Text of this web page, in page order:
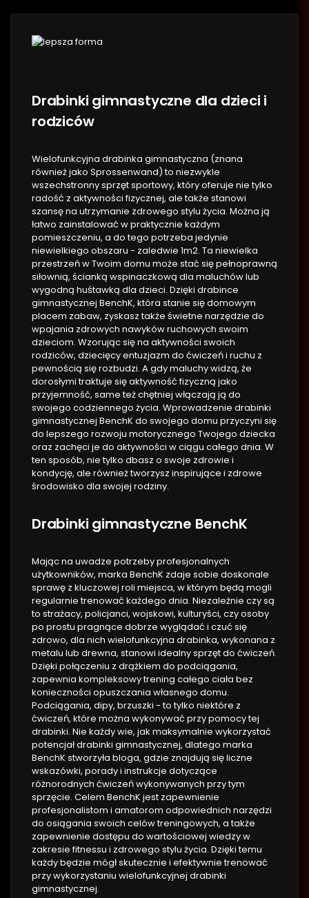
Drabinki gimnastyczne dla dzieci i
rodziców
Wielofunkcyjna drabinka gimnastyczna (znana
również jako Sprossenwand) to niezwykle
wszechstronny sprzęt sportowy, który oferuje nie tylko
radość z aktywności fizycznej, ale także stanowi
szansę na utrzymanie zdrowego stylu życia. Można ją
łatwo zainstalować w praktycznie każdym
pomieszczeniu, a do tego potrzeba jedynie
niewielkiego obszaru - zaledwie 1m2. Ta niewielka
przestrzeń w Twoim domu może stać się pełnoprawną
siłownią, ścianką wspinaczkową dla maluchów lub
wygodną huśtawką dla dzieci. Dzięki drabince
gimnastycznej BenchK, która stanie się domowym
placem zabaw, zyskasz także świetne narzędzie do
wpajania zdrowych nawyków ruchowych swoim
dzieciom. Wzorując się na aktywności swoich
rodziców, dziecięcy entuzjazm do ćwiczeń i ruchu z
pewnością się rozbudzi. A gdy maluchy widzą, że
dorosłymi traktuje się aktywność fizyczną jako
przyjemność, same też chętniej włączają ją do
swojego codziennego życia. Wprowadzenie drabinki
gimnastycznej BenchK do swojego domu przyczyni się
do lepszego rozwoju motorycznego Twojego dziecka
oraz zachęci je do aktywności w ciągu całego dnia. W
ten sposób, nie tylko dbasz o swoje zdrowie i
kondycję, ale również tworzysz inspirujące i zdrowe
środowisko dla swojej rodziny.
Drabinki gimnastyczne BenchK
Mając na uwadze potrzeby profesjonalnych
użytkowników, marka BenchK zdaje sobie doskonale
sprawę z kluczowej roli miejsca, w którym będą mogli
regularnie trenować każdego dnia. Niezależnie czy są
to strażacy, policjanci, wojskowi, kulturyści, czy osoby
po prostu pragnące dobrze wyglądać i czuć się
zdrowo, dla nich wielofunkcyjna drabinka, wykonana z
metalu lub drewna, stanowi idealny sprzęt do ćwiczeń.
Dzięki połączeniu z drążkiem do podciągania,
zapewnia kompleksowy trening całego ciała bez
konieczności opuszczania własnego domu.
Podciągania, dipy, brzuszki - to tylko niektóre z
ćwiczeń, które można wykonywać przy pomocy tej
drabinki. Nie każdy wie, jak maksymalnie wykorzystać
potencjał drabinki gimnastycznej, dlatego marka
BenchK stworzyła bloga, gdzie znajdują się liczne
wskazówki, porady i instrukcje dotyczące
różnorodnych ćwiczeń wykonywanych przy tym
sprzęcie. Celem BenchK jest zapewnienie
profesjonalistom i amatorom odpowiednich narzędzi
do osiągania swoich celów treningowych, a także
zapewnienie dostępu do wartościowej wiedzy w
zakresie fitnessu i zdrowego stylu życia. Dzięki temu
każdy będzie mógł skutecznie i efektywnie trenować
przy wykorzystaniu wielofunkcyjnej drabinki
gimnastycznej.